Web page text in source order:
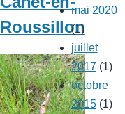
Roussillon
mai 2020
(1)
juillet
2017 (1)
octobre
2015(1)